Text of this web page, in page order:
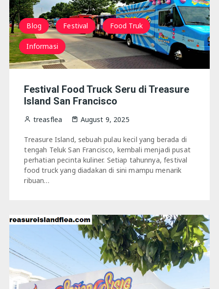
Blog Festival Food Truk
Informasi
Festival Food Truck Seru di Treasure
Island San Francisco
treasflea August 9, 2025
Treasure Island, sebuah pulau kecil yang berada di
tengah Teluk San Francisco, kembali menjadi pusat
perhatian pecinta kuliner. Setiap tahunnya, festival
food truck yang diadakan di sini mampu menarik
ribuan…